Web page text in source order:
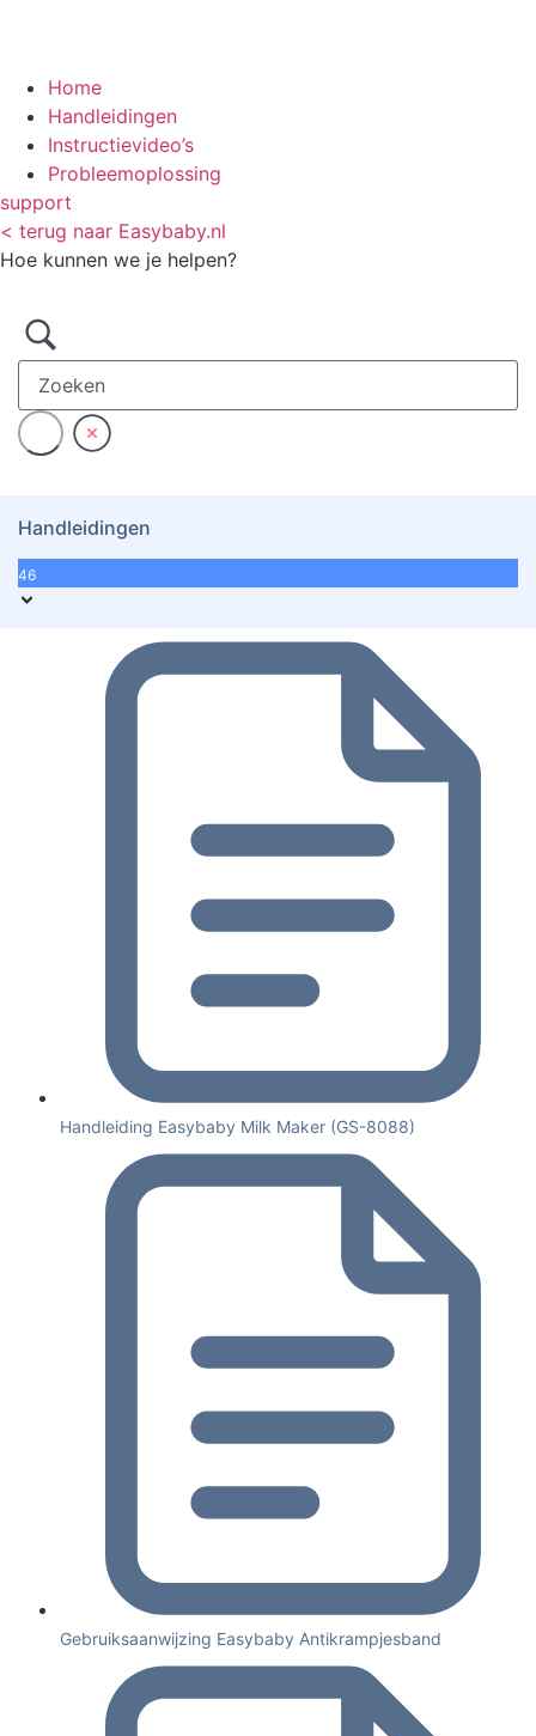
Home
Handleidingen
Instructievideo’s
Probleemoplossing
support
< terug naar Easybaby.nl
Hoe kunnen we je helpen?
Handleidingen
46
Handleiding Easybaby Milk Maker (GS-8088)
Gebruiksaanwijzing Easybaby Antikrampjesband